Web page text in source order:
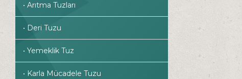
• Arıtma Tuzları
• Deri Tuzu
• Yemeklik Tuz
• Karla Mücadele Tuzu